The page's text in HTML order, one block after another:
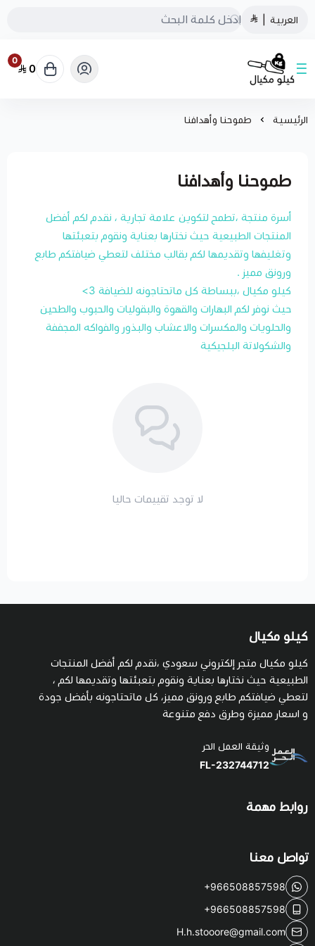
العربية
كيلو مكيال
0
0
الرئيسية طموحنا وأهدافنا
طموحنا وأهدافنا
أسرة منتجة ،تطمح لتكوين علامة تجارية ، نقدم لكم أفضل
المنتجات الطبيعية حيث نختارها بعناية ونقوم بتعبئتها
وتغليفها وتقديمها لكم بقالب مختلف لتعطي ضيافتكم طابع
ورونق مميز .
كيلو مكيال ،ببساطة كل ماتحتاجونه للضيافة 3>
حيث نوفر لكم البهارات والقهوة والبقوليات والحبوب والطحين
والحلويات والمكسرات والاعشاب والبذور والفواكه المجففة
والشكولاتة البلجيكية
لا توجد تقييمات حاليا
كيلو مكيال
كيلو مكيال متجر إلكتروني سعودي ،نقدم لكم أفضل المنتجات
الطبيعية حيث نختارها بعناية ونقوم بتعبئتها وتقديمها لكم ،
لتعطي ضيافتكم طابع ورونق مميز، كل ماتحتاجونه بأفضل جودة
و اسعار مميزة وطرق دفع متنوعة
وثيقة العمل الحر
FL-232744712
روابط مهمة
تواصل معنا
+966508857598
+966508857598
H.h.stooore@gmail.com